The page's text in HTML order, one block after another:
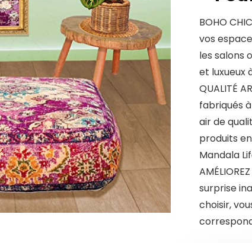
BOHO
vos
les salons
et luxueux
QUALITÉ
fabriqués
air de
produits
Mandala
surprise
choisir,